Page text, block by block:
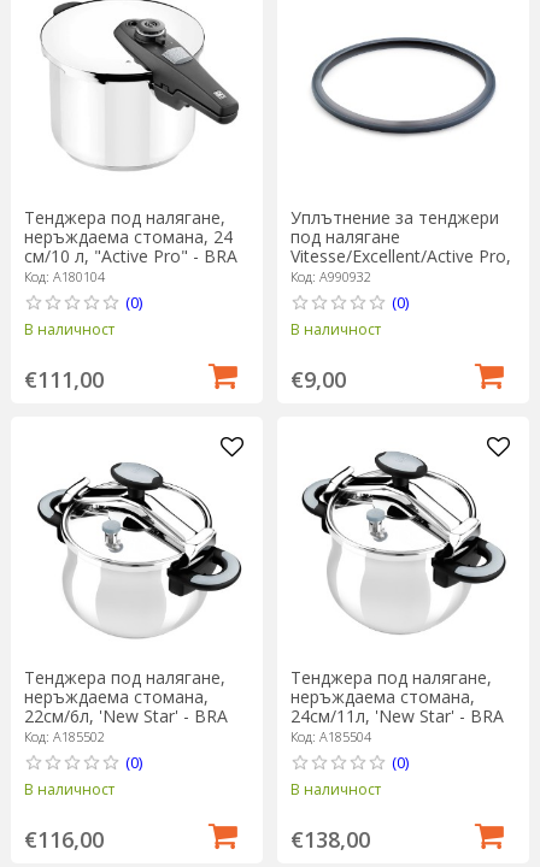
Тенджера под налягане,
неръждаема стомана, 24
см/10 л, "Active Pro" - BRA
Код: A180104
(0)
В наличност
€111,00
Уплътнение за тенджери
под налягане
Vitesse/Excellent/Active Pro,
22 см - BRA
Код: A990932
(0)
В наличност
€9,00
Тенджера под налягане,
неръждаема стомана,
22см/6л, 'New Star' - BRA
Код: A185502
(0)
В наличност
€116,00
Тенджера под налягане,
неръждаема стомана,
24см/11л, 'New Star' - BRA
Код: A185504
(0)
В наличност
€138,00